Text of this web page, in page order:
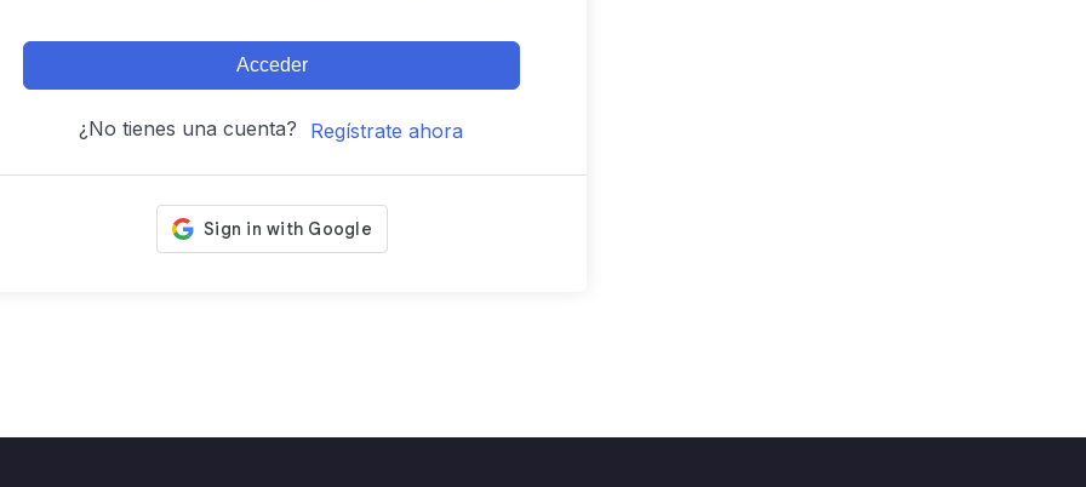
Acceder
¿No tienes una cuenta? Regístrate ahora